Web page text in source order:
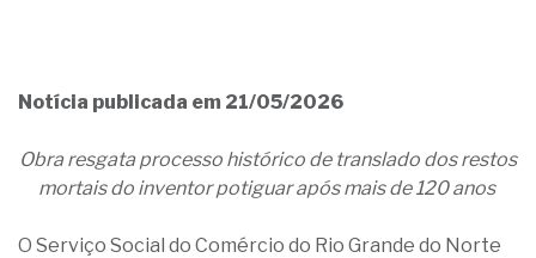
Notícia publicada em 21/05/2026
Obra resgata processo histórico de translado dos restos
mortais do inventor potiguar após mais de 120 anos
O Serviço Social do Comércio do Rio Grande do Norte